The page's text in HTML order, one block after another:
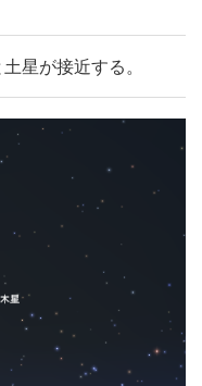
星が接近する。